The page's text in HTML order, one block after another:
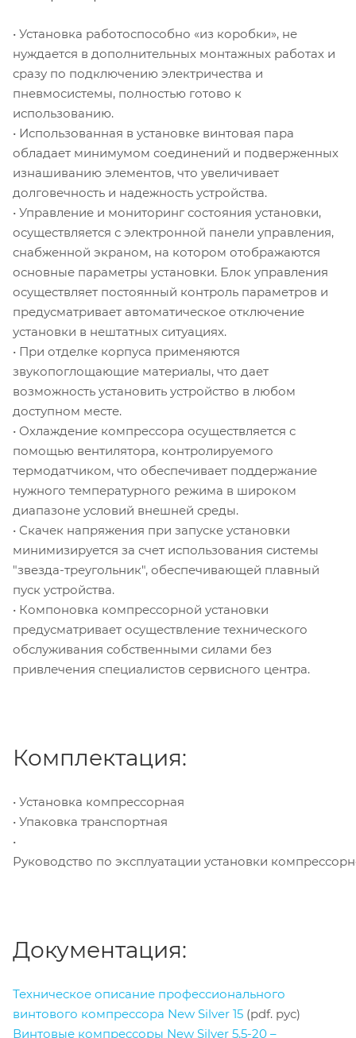
• Установка работоспособно «из коробки», не
нуждается в дополнительных монтажных работах и
сразу по подключению электричества и
пневмосистемы, полностью готово к
использованию.
• Использованная в установке винтовая пара
обладает минимумом соединений и подверженных
изнашиванию элементов, что увеличивает
долговечность и надежность устройства.
• Управление и мониторинг состояния установки,
осуществляется с электронной панели управления,
снабженной экраном, на котором отображаются
основные параметры установки. Блок управления
осуществляет постоянный контроль параметров и
предусматривает автоматическое отключение
установки в нештатных ситуациях.
• При отделке корпуса применяются
звукопоглощающие материалы, что дает
возможность установить устройство в любом
доступном месте.
• Охлаждение компрессора осуществляется с
помощью вентилятора, контролируемого
термодатчиком, что обеспечивает поддержание
нужного температурного режима в широком
диапазоне условий внешней среды.
• Скачек напряжения при запуске установки
минимизируется за счет использования системы
"звезда-треугольник", обеспечивающей плавный
пуск устройства.
• Компоновка компрессорной установки
предусматривает осуществление технического
обслуживания собственными силами без
привлечения специалистов сервисного центра.
Комплектация:
• Установка компрессорная
• Упаковка транспортная
•
Руководство по эксплуатации установки
Документация:
Техническое описание профессионального
винтового компрессора New Silver 15 (pdf. рус)
Винтовые компрессоры New Silver 5,5-20 –